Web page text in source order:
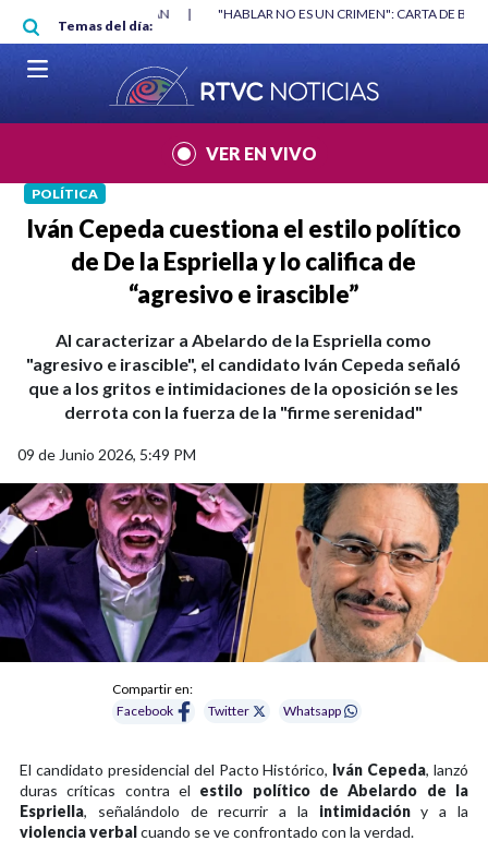
Pasar al contenido principal
Temas del día:
"HABLAR NO ES UN CRIMEN": CARTA DE BETO CORAL |
VER EN VIVO
POLÍTICA
Iván Cepeda cuestiona el estilo político
de De la Espriella y lo califica de
“agresivo e irascible”
Al caracterizar a Abelardo de la Espriella como
"agresivo e irascible", el candidato Iván Cepeda señaló
que a los gritos e intimidaciones de la oposición se les
derrota con la fuerza de la "firme serenidad"
09 de Junio 2026, 5:49 PM
Compartir en:
Facebook
Twitter Whatsapp
El candidato presidencial del Pacto Histórico, Iván Cepeda, lanzó
duras críticas contra el estilo político de Abelardo de la
Espriella, señalándolo de recurrir a la intimidacióny a la
violencia verbalcuando se ve confrontado con la verdad.